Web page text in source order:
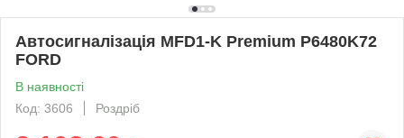
Автосигналізація MFD1-K Premium P6480K72
FORD
В наявності
Код: 3606
Роздріб